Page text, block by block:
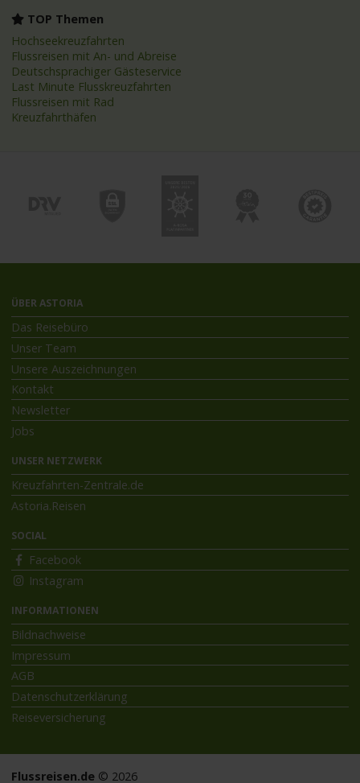
TOP Themen
Hochseekreuzfahrten
Flussreisen mit An- und Abreise
Deutschsprachiger Gästeservice
Last Minute Flusskreuzfahrten
Flussreisen mit Rad
Kreuzfahrthäfen
ÜBER ASTORIA
Das Reisebüro
Unser Team
Unsere Auszeichnungen
Kontakt
Newsletter
Jobs
UNSER NETZWERK
Kreuzfahrten-Zentrale.de
Astoria.Reisen
SOCIAL
Facebook
Instagram
INFORMATIONEN
Bildnachweise
Impressum
AGB
Datenschutzerklärung
Reiseversicherung
Flussreisen.de © 2026